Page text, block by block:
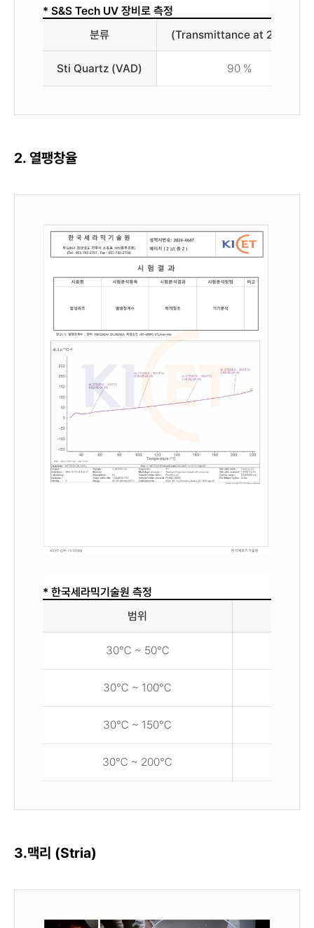
* S&S Tech UV 장비로 측정
분류
(Transmittance at 200nm)
Sti Quartz (VAD) 90 %
2. 열팽창율
* 한국세라믹기술원 측정
범위
30℃ ~ 50℃
30℃ ~ 100℃
30℃ ~ 150℃
30℃ ~ 200℃
3.맥리 (Stria)